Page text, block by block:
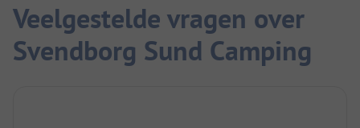
Veelgestelde vragen over
Svendborg Sund Camping